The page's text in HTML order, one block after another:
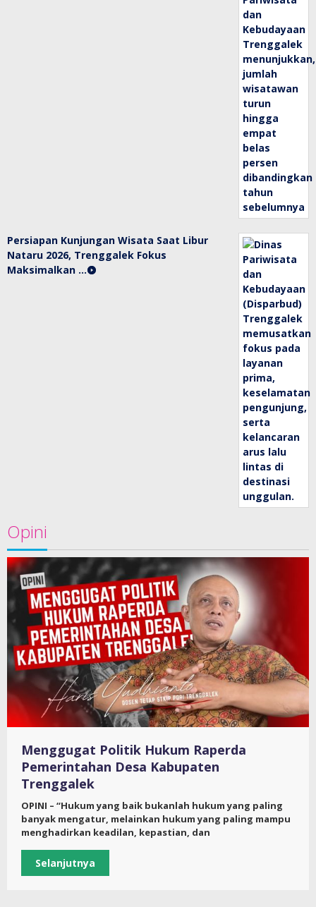
Persiapan Kunjungan Wisata Saat Libur
Nataru 2026, Trenggalek Fokus
Maksimalkan …
Opini
Menggugat Politik Hukum Raperda
Pemerintahan Desa Kabupaten
Trenggalek
OPINI – “Hukum yang baik bukanlah hukum yang paling
banyak mengatur, melainkan hukum yang paling mampu
menghadirkan keadilan, kepastian, dan
Selanjutnya